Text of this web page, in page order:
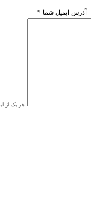
* آدرس ايميل شما
هر یک از